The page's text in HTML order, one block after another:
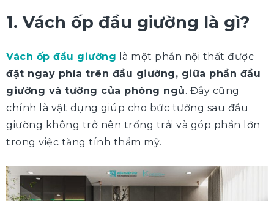
1. Vách ốp đầu giường là gì?
Vách ốp đầu giường là một phần nội thất được
đặt ngay phía trên đầu giường, giữa phần đầu
giường và tường của phòng ngủ. Đây cũng
chính là vật dụng giúp cho bức tường sau đầu
giường không trở nên trống trải và góp phần lớn
trong việc tăng tính thẩm mỹ.